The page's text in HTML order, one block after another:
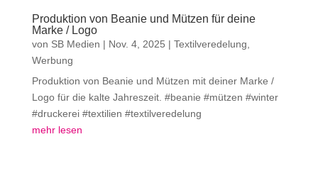
Produktion von Beanie und Mützen für deine
Marke / Logo
von SB Medien | Nov. 4, 2025 | Textilveredelung
Werbung
Produktion von Beanie und Mützen mit deiner Marke /
Logo für die kalte Jahreszeit. #beanie #mützen #winter
#druckerei #textilien #textilveredelung
mehr lesen